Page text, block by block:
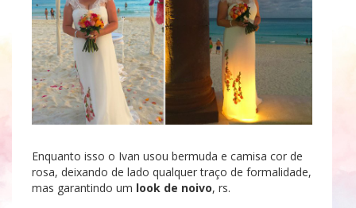
Enquanto isso o Ivan usou bermuda e camisa cor de
rosa, deixando de lado qualquer traço de formalidade,
mas garantindo um look de noivo, rs.